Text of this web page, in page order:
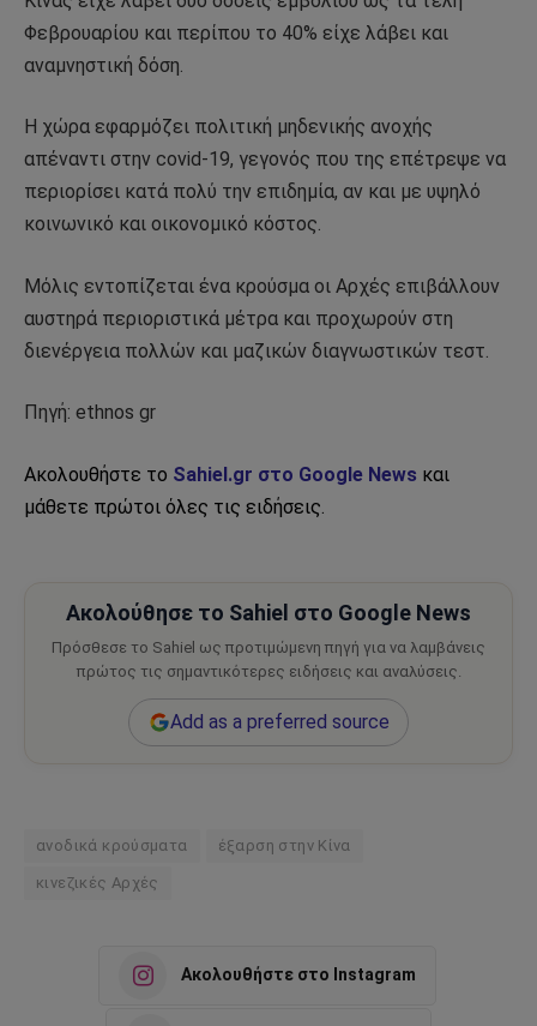
Φεβρουαρίου και περίπου το 40% είχε λάβει και
αναμνηστική δόση.
Η χώρα εφαρμόζει πολιτική μηδενικής ανοχής
απέναντι στην covid-19, γεγονός που της επέτρεψε να
περιορίσει κατά πολύ την επιδημία, αν και με υψηλό
κοινωνικό και οικονομικό κόστος.
Μόλις εντοπίζεται ένα κρούσμα οι Αρχές επιβάλλουν
αυστηρά περιοριστικά μέτρα και προχωρούν στη
διενέργεια πολλών και μαζικών διαγνωστικών τεστ.
Πηγή: ethnos gr
Ακολουθήστε το Sahiel.gr στο Google News και
μάθετε πρώτοι όλες τις ειδήσεις.
Ακολούθησε το Sahiel στο Google News
Πρόσθεσε το Sahiel ως προτιμώμενη πηγή για να λαμβάνεις
πρώτος τις σημαντικότερες ειδήσεις και αναλύσεις.
Add as a preferred source
ανοδικά κρούσματα έξαρση στην Κίνα
κινεζικές Αρχές
Ακολουθήστε στο Instagram